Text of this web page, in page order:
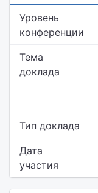
Уровень
конференции
Тема
доклада
Тип доклада
Дата
участия